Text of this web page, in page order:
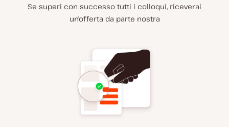
Se superi con successo tutti i colloqui, riceverai
un'offerta da parte nostra